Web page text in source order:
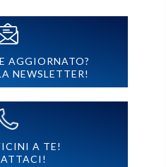
AGGIORNATO?
NEWSLETTER!
A TE!